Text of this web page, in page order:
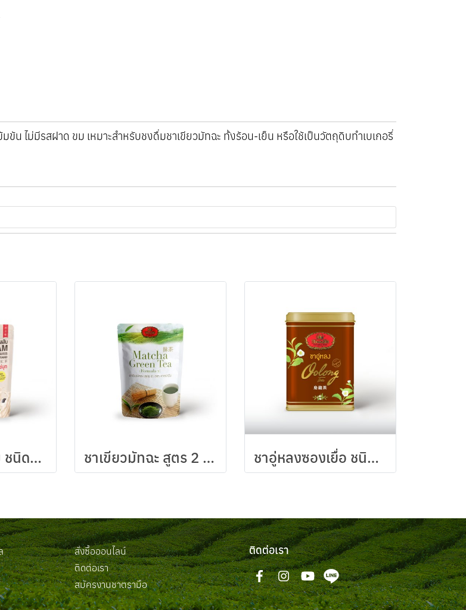
น ไม่มีรสฝาด ขม เหมาะสำหรับชงดื่มชาเขียวมัทฉะ ทั้งร้อน-เย็น หรือใช้เป็นวัตถุดิบทำเบเกอรี่
ใบชาแดงอัสสัม ชนิดถุง 250 กรัม ชาเขียวมัทฉะ สูตร 2 ชนิดถุง 100 กรัม ชาอู่หลงซองเยื่อ ชนิดกระป๋องซองเยื่อ
สั่งซื้อออนไลน์
ติดต่อเรา
สมัครงานชาตรามือ
ติดต่อเรา